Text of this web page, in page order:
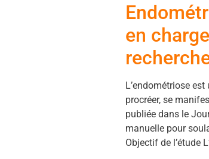
en
L’endométriose
procréer, se
publiée dans le
manuelle pour
Objectif de l’étude